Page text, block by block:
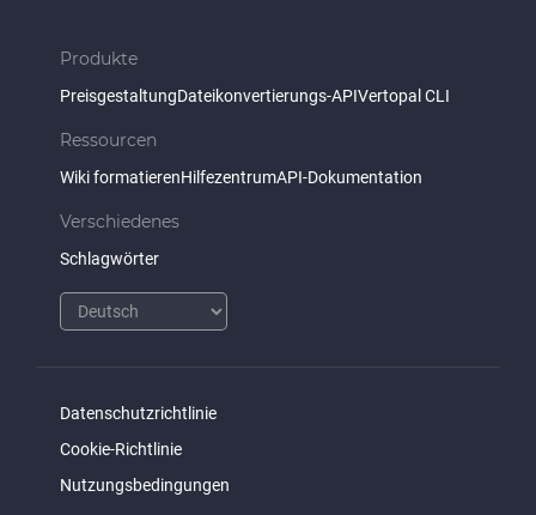
Produkte
PreisgestaltungDateikonvertierungs-APIVertopal CLI
Ressourcen
Wiki formatierenHilfezentrumAPI-Dokumentation
Verschiedenes
Schlagwörter
Datenschutzrichtlinie
Cookie-Richtlinie
Nutzungsbedingungen